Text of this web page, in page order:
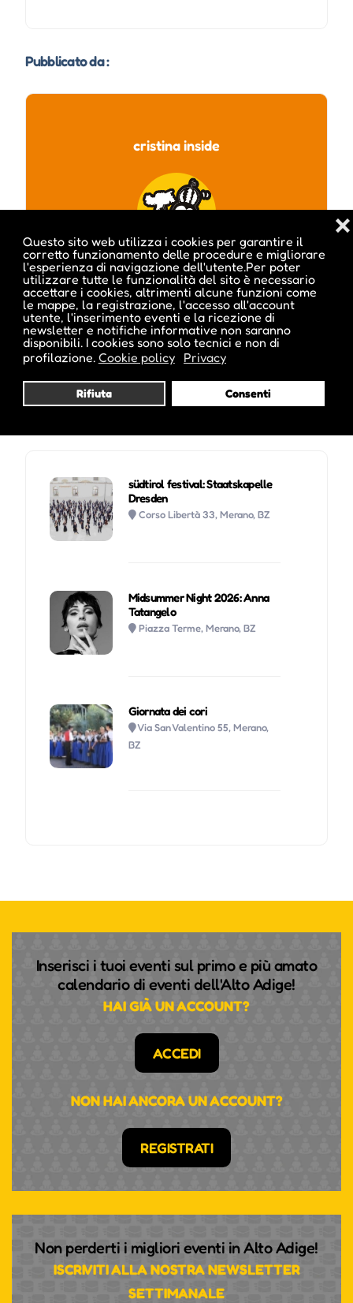
Questo sito web utilizza i cookies per garantire il
corretto funzionamento delle procedure e migliorare
l'esperienza di navigazione dell'utente.Per poter
utilizzare tutte le funzionalità del sito è necessario
accettare i cookies, altrimenti alcune funzioni come
le mappe, la registrazione, l'accesso all'account
utente, l'inserimento eventi e la ricezione di
newsletter e notifiche informative non saranno
disponibili. I cookies sono solo tecnici e non di
profilazione. Cookie policy Privacy
Rifiuta Consenti
❌
Pubblicato da :
cristina inside
Visita profilo
südtirol festival: Staatskapelle
Dresden
Corso Libertà 33, Merano, BZ
Midsummer Night 2026: Anna
Tatangelo
Piazza Terme, Merano, BZ
Giornata dei cori
Via San Valentino 55, Merano,
BZ
Inserisci i tuoi eventi sul primo e più amato
calendario di eventi dell'Alto Adige!
HAI GIÀ UN ACCOUNT?
ACCEDI
NON HAI ANCORA UN ACCOUNT?
REGISTRATI
Non perderti i migliori eventi in Alto Adige!
ISCRIVITI ALLA NOSTRA NEWSLETTER
SETTIMANALE